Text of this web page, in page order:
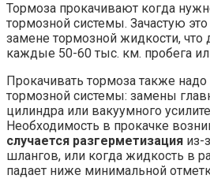
Тормоза прокачивают когда
тормозной системы. Зачастую
замене тормозной жидкости, что
каждые 50-60 тыс. км. пробега
Прокачивать тормоза также
тормозной системы: замены
цилиндра или вакуумного
Необходимость в прокачке
случается разгерметизация из-
шлангов, или когда жидкость в
падает ниже минимальной